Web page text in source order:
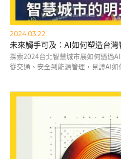
2024.03.22
未來觸手可及：AI如何塑造台
探索2024台北智慧城市展如何透過
從交通、安全到能源管理，見證AI